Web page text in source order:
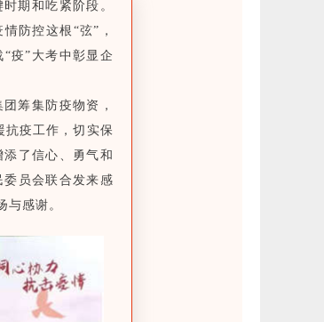
期和吃紧阶段。
防控这根“弦”，
疫”大考中彰显企
筹集防疫物资，
抗疫工作，切实保
了信心、勇气和
员会联合发来感
与感谢。